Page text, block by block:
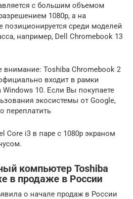
с большим объемом
1080p, а на
среди моделей
например, Dell Chromebook 13
внимание: Toshiba Chromebook 2
входит в рамки
10. Если Вы покупаете
экосистемы от Google,
переплатить
Core i3 в паре с 1080p экраном
компьютер Toshiba
в продаже в России
о начале продаж в России